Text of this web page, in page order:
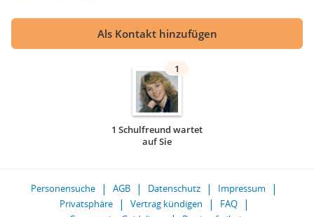
Als Kontakt hinzufügen
1
1 Schulfreund wartet
auf Sie
Personensuche AGB Datenschutz
Impressum
Privatsphäre
Vertrag kündigen
FAQ